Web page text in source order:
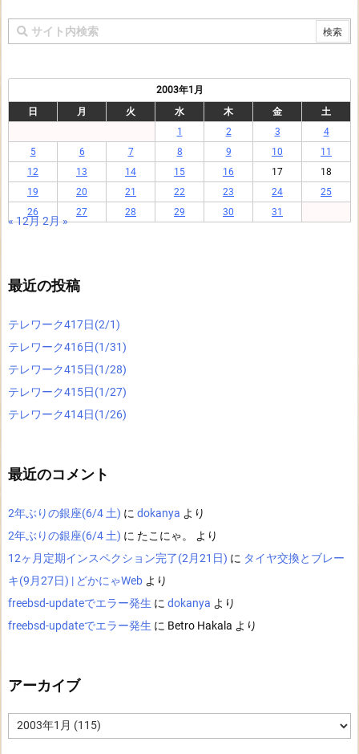
2003年1月
日
月 火 水 木 金
土
1
2 3
4
5
6 7 8 9 10
11
12
13 14 15 16 17
18
19
20 21 22 23 24
25
26
27 28 29 30 31
« 12月2月 »
最近の投稿
テレワーク417日(2/1)
テレワーク416日(1/31)
テレワーク415日(1/28)
テレワーク415日(1/27)
テレワーク414日(1/26)
最近のコメント
2年ぶりの銀座(6/4 土) に dokanya より
2年ぶりの銀座(6/4 土) に たこにゃ。
より
12ヶ月定期インスペクション完了(2月21日) に タイヤ交換とブレー
キ(9月27日) | どかにゃWeb より
freebsd-updateでエラー発生 に dokanya より
freebsd-updateでエラー発生 に Betro Hakala より
アーカイブ
ア
ー